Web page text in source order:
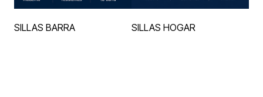
SILLAS BARRA SILLAS HOGAR